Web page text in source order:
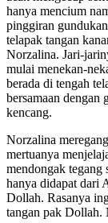
hanya mencium
pinggiran
telapak tangan
Norzalina. Jari-
mulai menekan-
berada di tengah
bersamaan dengan
kencang.
Norzalina
mertuanya
mendongak tegang
hanya didapat dari
Dollah. Rasanya
tangan pak Dollah.